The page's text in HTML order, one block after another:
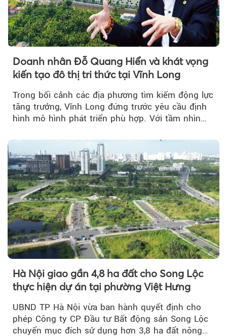
Doanh nhân Đỗ Quang Hiển và khát vọng
kiến tạo đô thị tri thức tại Vĩnh Long
Trong bối cảnh các địa phương tìm kiếm động lực
tăng trưởng, Vĩnh Long đứng trước yêu cầu định
hình mô hình phát triển phù hợp. Với tầm nhìn
Hà Nội giao gần 4,8 ha đất cho Song Lộc
thực hiện dự án tại phường Việt Hưng
UBND TP Hà Nội vừa ban hành quyết định cho
phép Công ty CP Đầu tư Bất động sản Song Lộc
chuyển mục đích sử dụng hơn 3,8 ha đất nông